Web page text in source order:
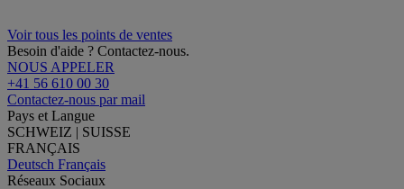
Voir tous les points de ventes
Besoin d'aide ? Contactez-nous.
NOUS APPELER
+41 56 610 00 30
Contactez-nous par mail
Pays et Langue
SCHWEIZ | SUISSE
FRANÇAIS
Deutsch Français
Réseaux Sociaux